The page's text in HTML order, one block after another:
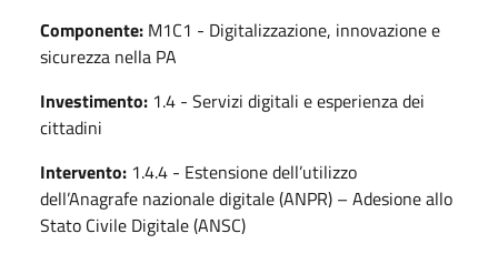
Componente: M1C1 - Digitalizzazione, innovazione e
sicurezza nella PA
Investimento: 1.4 - Servizi digitali e esperienza dei
cittadini
Intervento: 1.4.4 - Estensione dell’utilizzo
dell’Anagrafe nazionale digitale (ANPR) – Adesione allo
Stato Civile Digitale (ANSC)